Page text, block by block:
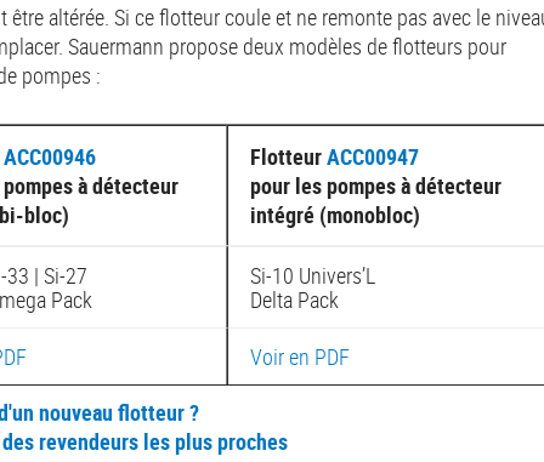
altérée. Si ce flotteur coule et ne remonte pas avec le
Sauermann propose deux modèles de flotteurs pour
pompes :
ACC00946
à détecteur
bloc)
FlotteurACC00947
pour les pompes à détecteur
intégré (monobloc)
33 | Si-27
Pack
Si-10 Univers’L
Delta Pack
Voir en PDF
nouveau flotteur ?
revendeurs les plus proches